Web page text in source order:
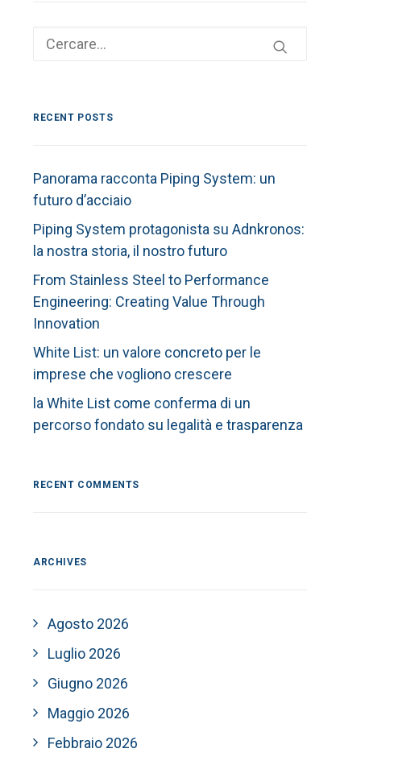
RECENT POSTS
Panorama racconta Piping System: un
futuro d’acciaio
Piping System protagonista su Adnkronos:
la nostra storia, il nostro futuro
From Stainless Steel to Performance
Engineering: Creating Value Through
Innovation
White List: un valore concreto per le
imprese che vogliono crescere
la White List come conferma di un
percorso fondato su legalità e trasparenza
RECENT COMMENTS
ARCHIVES
Agosto 2026
Luglio 2026
Giugno 2026
Maggio 2026
Febbraio 2026